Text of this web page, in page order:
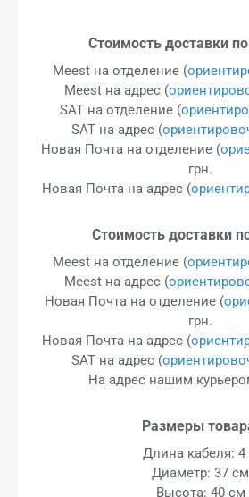
Стоимость доставки
Meest на отделение (
Meest на адрес (
SAT на отделение (
SAT на адрес (
Новая Почта на отделение (
грн.
Новая Почта на адрес (
Стоимость доставки
Meest на отделение (
Meest на адрес (
Новая Почта на отделение (
грн.
Новая Почта на адрес (
SAT на адрес (
На адрес нашим
Размеры
Длина кабеля:
Диаметр: 37 см
Высота: 40 см